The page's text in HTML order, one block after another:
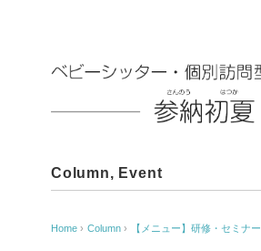
Column, Event
Home › Column › 【メニュー】研修・セミナー